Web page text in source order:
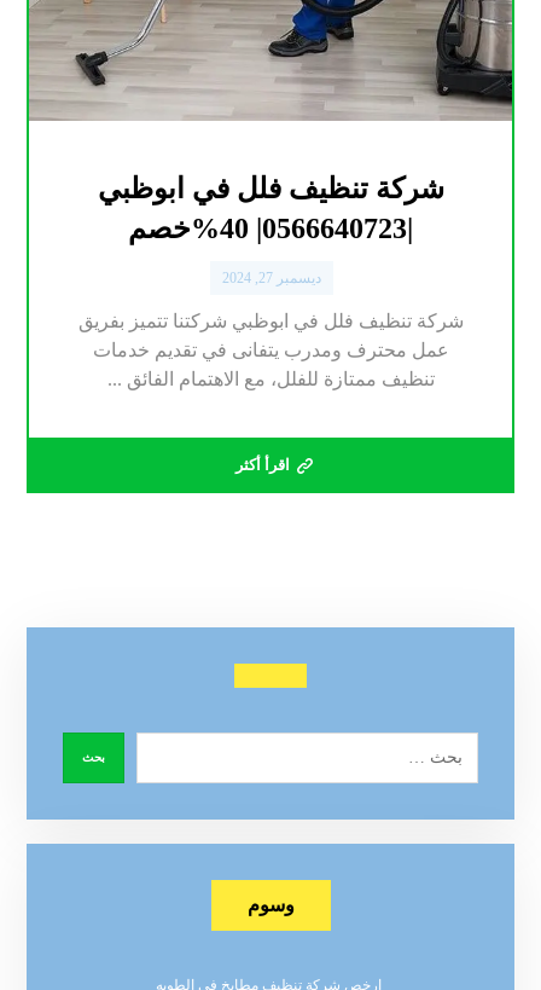
شركة تنظيف فلل في ابوظبي
|0566640723| 40%خصم
ديسمبر 27, 2024
شركة تنظيف فلل في ابوظبي شركتنا تتميز بفريق
عمل محترف ومدرب يتفانى في تقديم خدمات
تنظيف ممتازة للفلل، مع الاهتمام الفائق ...
اقرأ أكثر
وسوم
ارخص شركة تنظيف مطابخ في الطويه